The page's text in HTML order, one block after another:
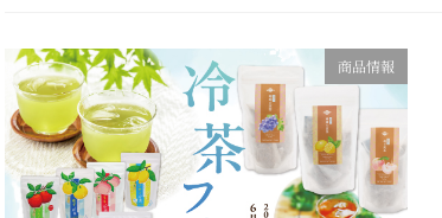
商品情報